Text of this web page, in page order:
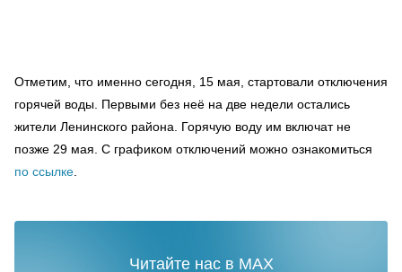
Отметим, что именно сегодня, 15 мая, стартовали отключения
горячей воды. Первыми без неё на две недели остались
жители Ленинского района. Горячую воду им включат не
позже 29 мая. С графиком отключений можно ознакомиться
по ссылке
Читайте нас в MAX